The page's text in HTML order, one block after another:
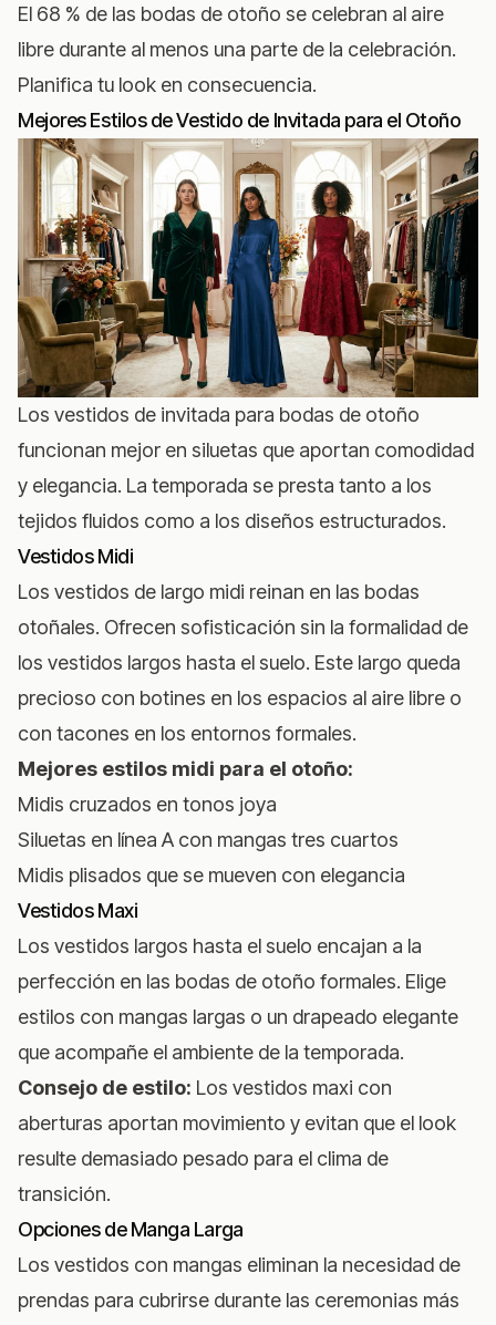
El 68 % de las bodas de otoño se celebran al aire
libre durante al menos una parte de la celebración.
Planifica tu look en consecuencia.
Mejores Estilos de Vestido de Invitada para el Otoño
Los vestidos de invitada para bodas de otoño
funcionan mejor en siluetas que aportan comodidad
y elegancia. La temporada se presta tanto a los
tejidos fluidos como a los diseños estructurados.
Vestidos Midi
Los vestidos de largo midi reinan en las bodas
otoñales. Ofrecen sofisticación sin la formalidad de
los vestidos largos hasta el suelo. Este largo queda
precioso con botines en los espacios al aire libre o
con tacones en los entornos formales.
Mejores estilos midi para el otoño:
Midis cruzados en tonos joya
Siluetas en línea A con mangas tres cuartos
Midis plisados que se mueven con elegancia
Vestidos Maxi
Los vestidos largos hasta el suelo encajan a la
perfección en las bodas de otoño formales. Elige
estilos con mangas largas o un drapeado elegante
que acompañe el ambiente de la temporada.
Consejo de estilo: Los vestidos maxi con
aberturas aportan movimiento y evitan que el look
resulte demasiado pesado para el clima de
transición.
Opciones de Manga Larga
Los vestidos con mangas eliminan la necesidad de
prendas para cubrirse durante las ceremonias más